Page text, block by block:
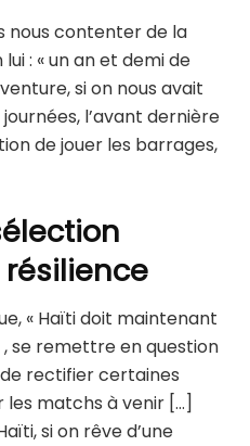
nous contenter de la
: « un an et demi de
si on nous avait
l’avant dernière
de jouer les barrages,
« Haïti doit maintenant
, se remettre en question
rectifier certaines
les matchs à venir […]
si on rêve d’une